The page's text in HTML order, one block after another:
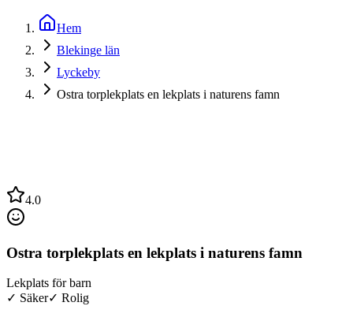
Hem
Blekinge län
Lyckeby
Ostra torplekplats en lekplats i naturens famn
4.0
Ostra torplekplats en lekplats i naturens famn
Lekplats för barn
✓ Säker✓ Rolig